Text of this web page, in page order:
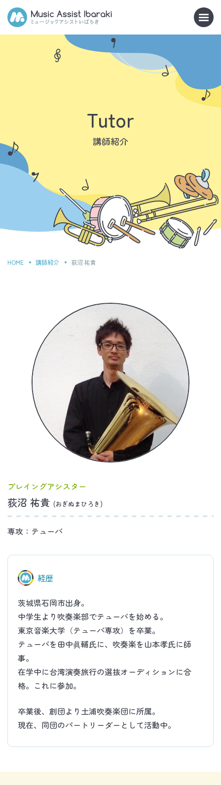
Tutor
講師紹介
HOME 講師紹介 荻沼 祐貴
プレイングアシスター
荻沼 祐貴 (おぎぬまひろき)
専攻：テューバ
経歴
茨城県石岡市出身。
中学生より吹奏楽部でテューバを始める。
東京音楽大学（テューバ専攻）を卒業。
テューバを田中眞輔氏に、吹奏楽を山本孝氏に師
事。
在学中に台湾演奏旅行の選抜オーディションに合
格。これに参加。
卒業後、創団より土浦吹奏楽団に所属。
現在、同団のパートリーダーとして活動中。